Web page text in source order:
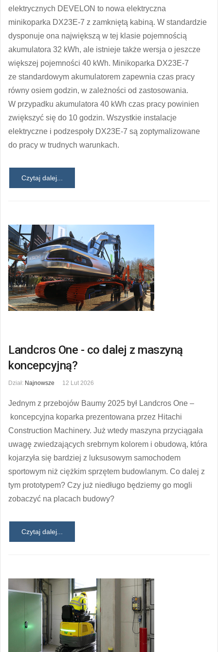
elektrycznych DEVELON to nowa elektryczna
minikoparka DX23E-7 z zamkniętą kabiną. W standardzie
dysponuje ona największą w tej klasie pojemnością
akumulatora 32 kWh, ale istnieje także wersja o jeszcze
większej pojemności 40 kWh. Minikoparka DX23E-7
ze standardowym akumulatorem zapewnia czas pracy
równy osiem godzin, w zależności od zastosowania.
W przypadku akumulatora 40 kWh czas pracy powinien
zwiększyć się do 10 godzin. Wszystkie instalacje
elektryczne i podzespoły DX23E-7 są zoptymalizowane
do pracy w trudnych warunkach.
Czytaj dalej...
Landcros One - co dalej z maszyną
koncepcyjną?
Dział: Najnowsze 12 Lut 2026
Jednym z przebojów Baumy 2025 był Landcros One –
koncepcyjna koparka prezentowana przez Hitachi
Construction Machinery. Już wtedy maszyna przyciągała
uwagę zwiedzających srebrnym kolorem i obudową, która
kojarzyła się bardziej z luksusowym samochodem
sportowym niż ciężkim sprzętem budowlanym. Co dalej z
tym prototypem? Czy już niedługo będziemy go mogli
zobaczyć na placach budowy?
Czytaj dalej...